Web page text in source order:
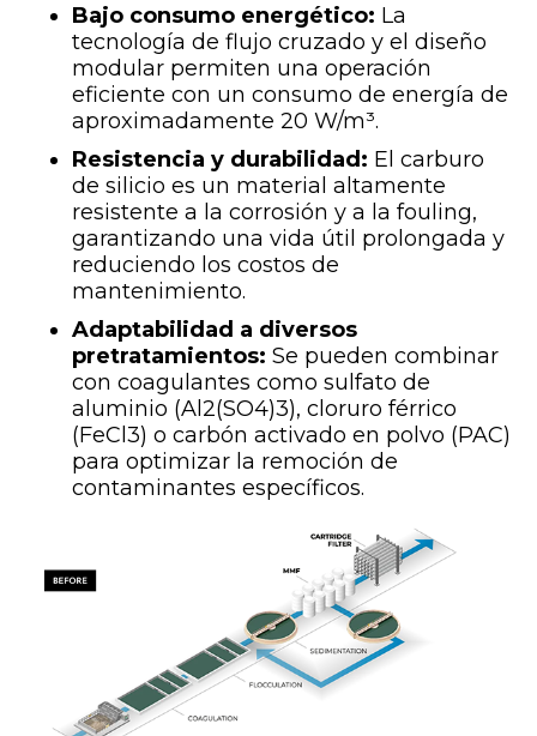
Bajo consumo energético: La
tecnología de flujo cruzado y el diseño
modular permiten una operación
eficiente con un consumo de energía de
aproximadamente 20 W/m³.
Resistencia y durabilidad: El carburo
de silicio es un material altamente
resistente a la corrosión y a la fouling,
garantizando una vida útil prolongada y
reduciendo los costos de
mantenimiento.
Adaptabilidad a diversos
pretratamientos: Se pueden combinar
con coagulantes como sulfato de
aluminio (Al2(SO4)3), cloruro férrico
(FeCl3) o carbón activado en polvo (PAC)
para optimizar la remoción de
contaminantes específicos.